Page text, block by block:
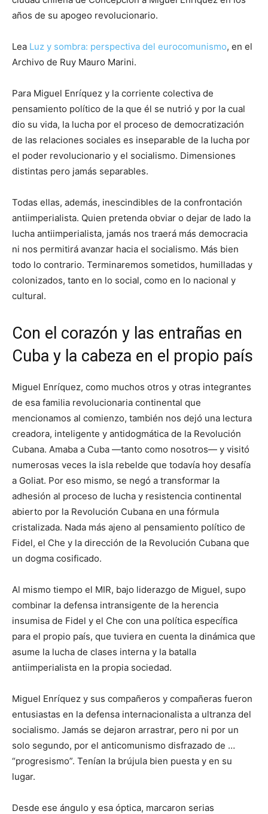
años de su apogeo revolucionario.
Lea Luz y sombra: perspectiva del eurocomunismo, en el
Archivo de Ruy Mauro Marini.
Para Miguel Enríquez y la corriente colectiva de
pensamiento político de la que él se nutrió y por la cual
dio su vida, la lucha por el proceso de democratización
de las relaciones sociales es inseparable de la lucha por
el poder revolucionario y el socialismo. Dimensiones
distintas pero jamás separables.
Todas ellas, además, inescindibles de la confrontación
antiimperialista. Quien pretenda obviar o dejar de lado la
lucha antiimperialista, jamás nos traerá más democracia
ni nos permitirá avanzar hacia el socialismo. Más bien
todo lo contrario. Terminaremos sometidos, humilladas y
colonizados, tanto en lo social, como en lo nacional y
cultural.
Con el corazón y las entrañas en
Cuba y la cabeza en el propio país
Miguel Enríquez, como muchos otros y otras integrantes
de esa familia revolucionaria continental que
mencionamos al comienzo, también nos dejó una lectura
creadora, inteligente y antidogmática de la Revolución
Cubana. Amaba a Cuba —tanto como nosotros— y visitó
numerosas veces la isla rebelde que todavía hoy desafía
a Goliat. Por eso mismo, se negó a transformar la
adhesión al proceso de lucha y resistencia continental
abierto por la Revolución Cubana en una fórmula
cristalizada. Nada más ajeno al pensamiento político de
Fidel, el Che y la dirección de la Revolución Cubana que
un dogma cosificado.
Al mismo tiempo el MIR, bajo liderazgo de Miguel, supo
combinar la defensa intransigente de la herencia
insumisa de Fidel y el Che con una política específica
para el propio país, que tuviera en cuenta la dinámica que
asume la lucha de clases interna y la batalla
antiimperialista en la propia sociedad.
Miguel Enríquez y sus compañeros y compañeras fueron
entusiastas en la defensa internacionalista a ultranza del
socialismo. Jamás se dejaron arrastrar, pero ni por un
solo segundo, por el anticomunismo disfrazado de …
“progresismo”. Tenían la brújula bien puesta y en su
lugar.
Desde ese ángulo y esa óptica, marcaron serias